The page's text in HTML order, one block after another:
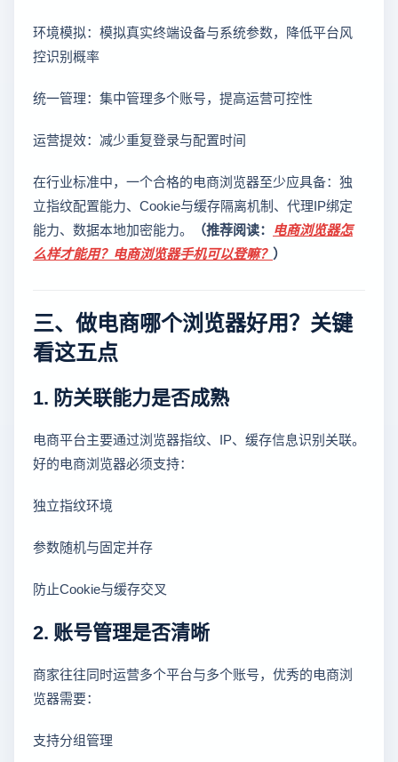
环境模拟：模拟真实终端设备与系统参数，降低平台风
控识别概率
统一管理：集中管理多个账号，提高运营可控性
运营提效：减少重复登录与配置时间
在行业标准中，一个合格的电商浏览器至少应具备：独
立指纹配置能力、Cookie与缓存隔离机制、代理IP绑定
能力、数据本地加密能力。
（推荐阅读： 电商浏览器怎
么样才能用？电商浏览器手机可以登嘛？ ）
三、做电商哪个浏览器好用？关键
看这五点
1. 防关联能力是否成熟
电商平台主要通过浏览器指纹、IP、缓存信息识别关联。
好的电商浏览器必须支持：
独立指纹环境
参数随机与固定并存
防止Cookie与缓存交叉
2. 账号管理是否清晰
商家往往同时运营多个平台与多个账号，优秀的电商浏
览器需要：
支持分组管理